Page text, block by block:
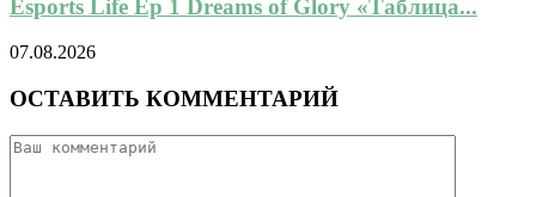
Esports Life Ep 1 Dreams of Glory «Таблица...
07.08.2026
ОСТАВИТЬ КОММЕНТАРИЙ